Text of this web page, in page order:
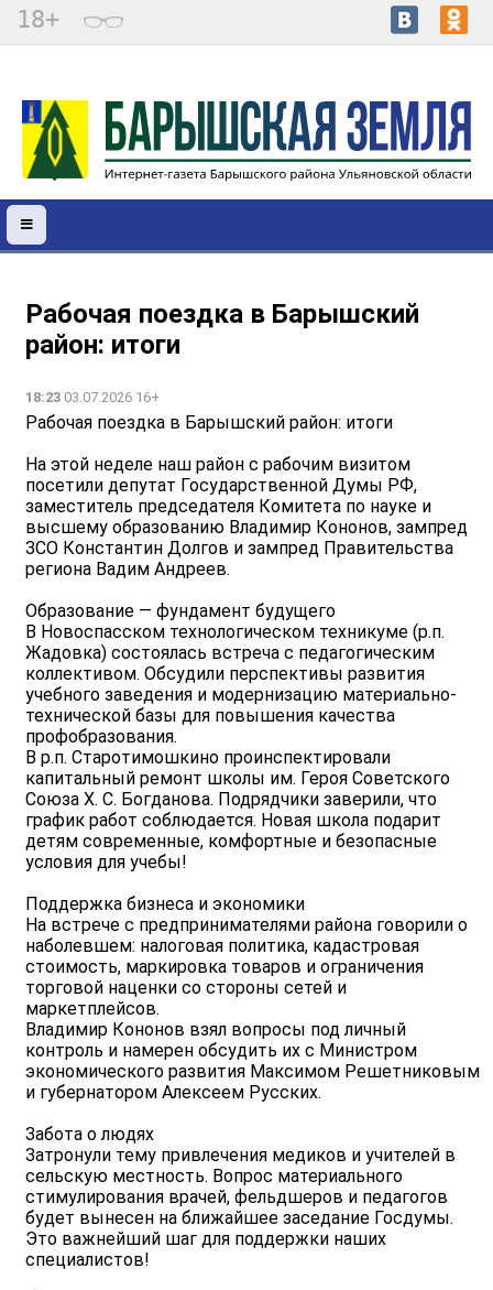
18+
Рабочая поездка в Барышский
район: итоги
18:23 03.07.2026 16+
Рабочая поездка в Барышский район: итоги
На этой неделе наш район с рабочим визитом
посетили депутат Государственной Думы РФ,
заместитель председателя Комитета по науке и
высшему образованию Владимир Кононов, зампред
ЗСО Константин Долгов и зампред Правительства
региона Вадим Андреев.
Образование — фундамент будущего
В Новоспасском технологическом техникуме (р.п.
Жадовка) состоялась встреча с педагогическим
коллективом. Обсудили перспективы развития
учебного заведения и модернизацию материально-
технической базы для повышения качества
профобразования.
В р.п. Старотимошкино проинспектировали
капитальный ремонт школы им. Героя Советского
Союза Х. С. Богданова. Подрядчики заверили, что
график работ соблюдается. Новая школа подарит
детям современные, комфортные и безопасные
условия для учебы!
Поддержка бизнеса и экономики
На встрече с предпринимателями района говорили о
наболевшем: налоговая политика, кадастровая
стоимость, маркировка товаров и ограничения
торговой наценки со стороны сетей и
маркетплейсов.
Владимир Кононов взял вопросы под личный
контроль и намерен обсудить их с Министром
экономического развития Максимом Решетниковым
и губернатором Алексеем Русских.
Забота о людях
Затронули тему привлечения медиков и учителей в
сельскую местность. Вопрос материального
стимулирования врачей, фельдшеров и педагогов
будет вынесен на ближайшее заседание Госдумы.
Это важнейший шаг для поддержки наших
специалистов!